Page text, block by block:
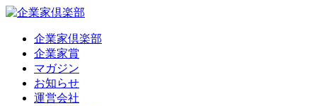
企業家倶楽部
企業家賞
マガジン
お知らせ
運営会社